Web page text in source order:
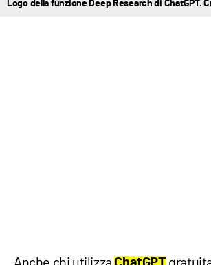
Logo della funzione Deep Research di ChatGPT.
Anche chi utilizza